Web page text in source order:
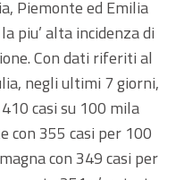
Piemonte ed Emilia
piu’ alta incidenza di
Con dati riferiti al
negli ultimi 7 giorni,
casi su 100 mila
con 355 casi per 100
con 349 casi per